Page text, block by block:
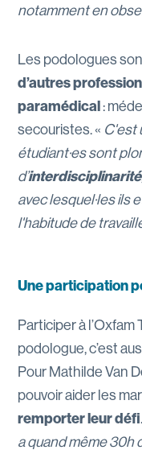
notamment en
Les podologues
d’autres
paramédical:
secouristes. « C'est
étudiant·es sont
d’interdisciplinarité
avec lesquel·les ils
l'habitude de
Une participation
Participer à
podologue, c’est
Pour Mathilde Van
pouvoir aider les
remporter leur défi
a quand même 30h